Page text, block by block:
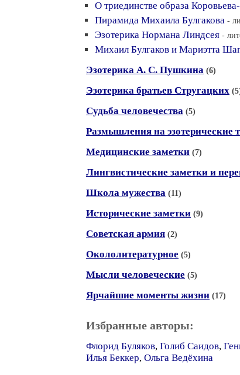
О триединстве образа
Пирамида Михаила Булгакова -
Эзотерика Нормана Линдсея -
Михаил Булгаков и Мариэтта
Эзотерика А. С. Пушкина (6)
Эзотерика братьев Стругацких
Судьба человечества (5)
Размышления на эзотерические
Медицинские заметки (7)
Лингвистические заметки и
Школа мужества (11)
Исторические заметки (9)
Советская армия (2)
Окололитературное (5)
Мысли человеческие (5)
Ярчайшие моменты жизни (17)
Избранные авторы:
Флорид Буляков, Голиб Саидов,
Илья Беккер, Ольга Ведёхина